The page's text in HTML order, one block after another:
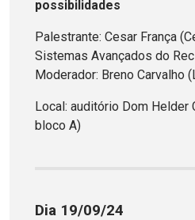
possibilidades
Palestrante: Cesar França
Sistemas Avançados do
Moderador: Breno Carvalho
Local: auditório Dom Helder
bloco A)
Dia 19/09/24